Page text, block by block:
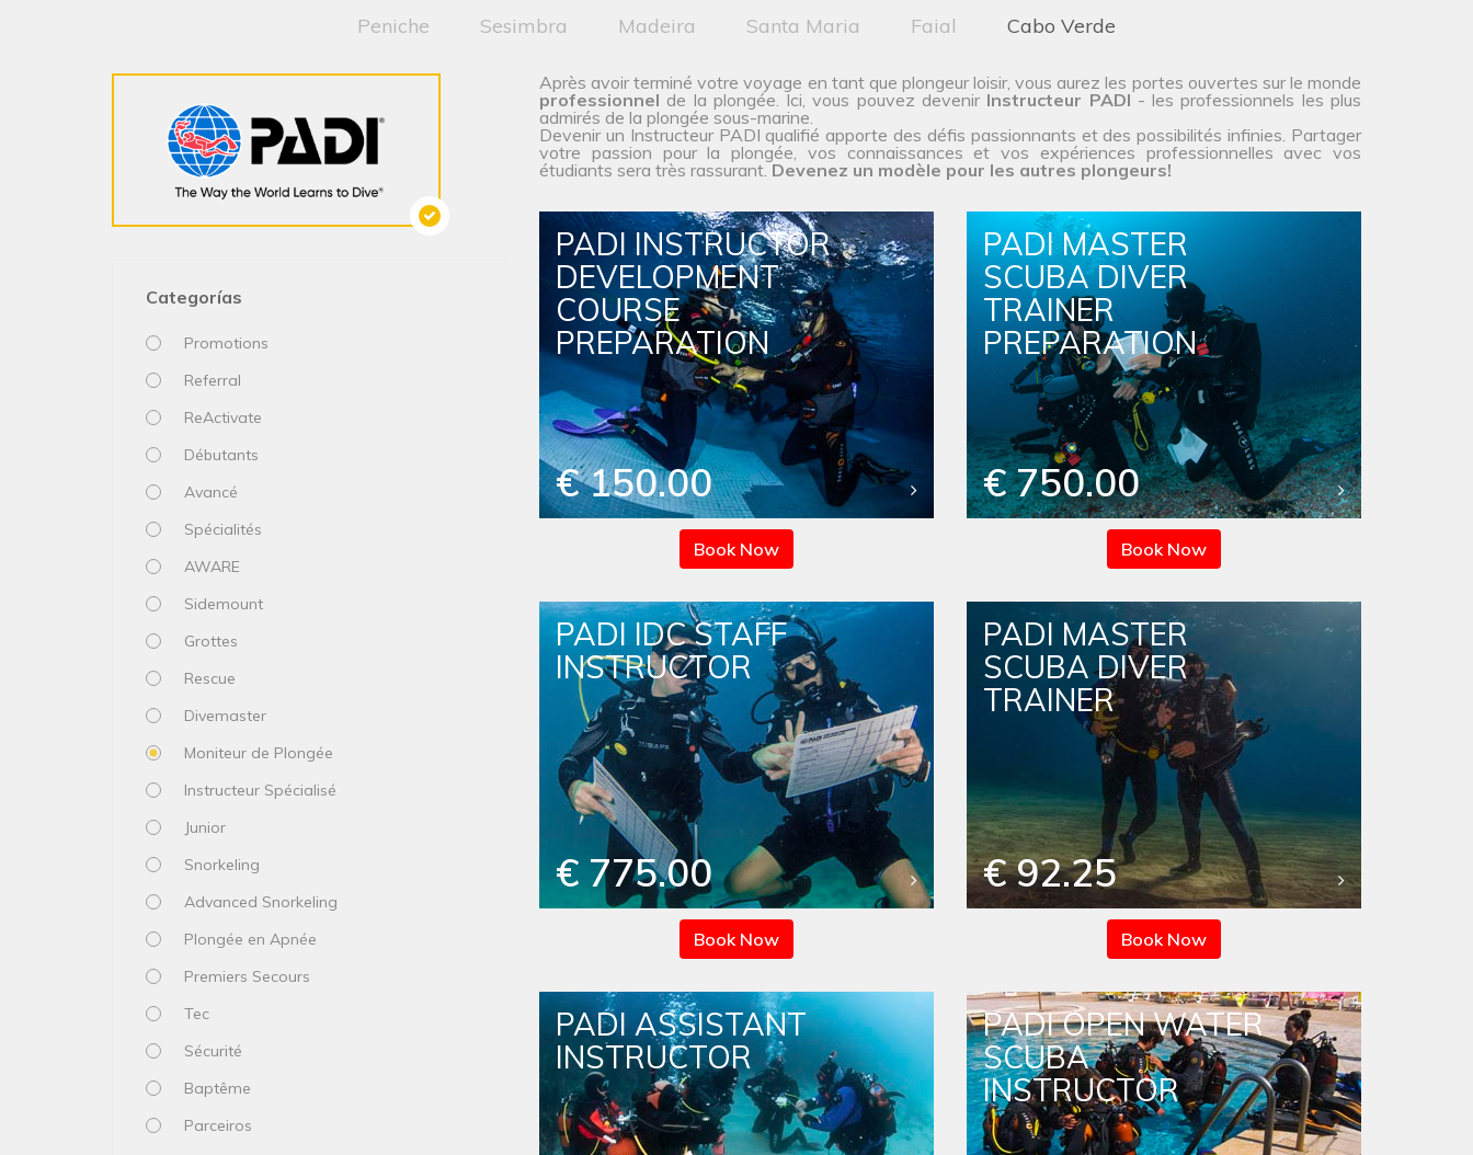
Peniche Sesimbra Madeira Santa Maria Faial Cabo Verde
Categorías
Promotions
Referral
ReActivate
Débutants
Avancé
Spécialités
AWARE
Sidemount
Grottes
Rescue
Divemaster
Moniteur de Plongée
Instructeur Spécialisé
Junior
Snorkeling
Advanced Snorkeling
Plongée en Apnée
Premiers Secours
Tec
Sécurité
Baptême
Parceiros
Après avoir terminé votre voyage en tant que plongeur loisir, vous aurez les portes ouvertes sur le monde
professionnel de la plongée. Ici, vous pouvez devenirInstructeur PADI - les professionnels les plus
admirés de la plongée sous-marine.
Devenir un Instructeur PADI qualifié apporte des défis passionnants et des possibilités infinies. Partager
votre passion pour la plongée, vos connaissances et vos expériences professionnelles avec vos
étudiants sera très rassurant. Devenez un modèle pour les autres plongeurs!
PADI INSTRUCTOR
DEVELOPMENT
COURSE
PREPARATION
€ 150.00
Book Now
PADI MASTER
SCUBA DIVER
TRAINER
PREPARATION
€ 750.00
Book Now
PADI IDC STAFF
INSTRUCTOR
€ 775.00
Book Now
PADI MASTER
SCUBA DIVER
TRAINER
€ 92.25
Book Now
PADI ASSISTANT
INSTRUCTOR
PADI OPEN WATER
SCUBA
INSTRUCTOR